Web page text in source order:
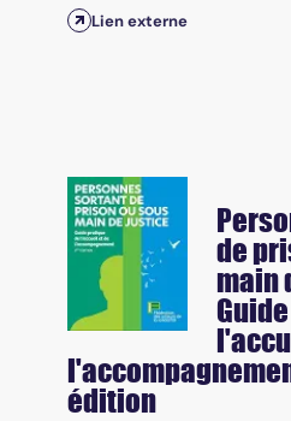
Lien externe
de
main
édition